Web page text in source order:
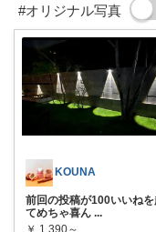
#オリジナル写真
KOUNA
前回の投稿が100いいねを
てめちゃ喜ん ...
￥ 1,390～